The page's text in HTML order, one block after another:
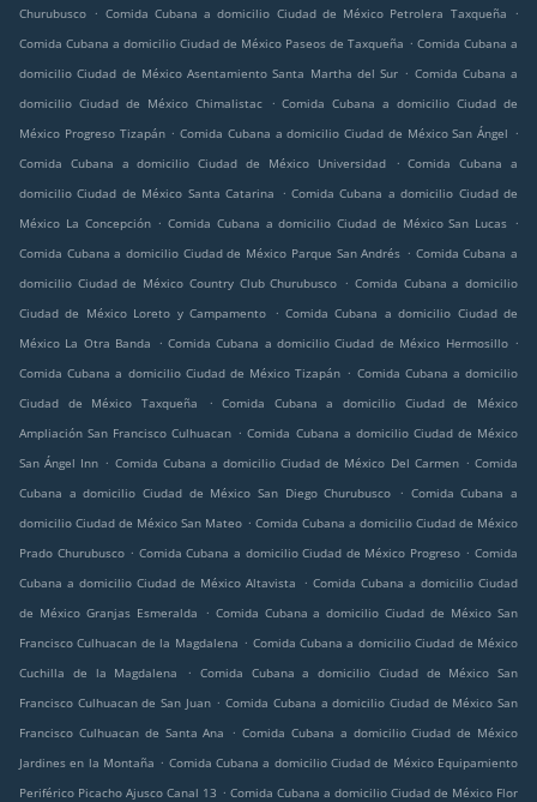
Churubusco . Comida Cubana a domicilio Ciudad de México Petrolera Taxqueña
.
Comida Cubana a domicilio Ciudad de México Paseos de Taxqueña . Comida Cubana a
domicilio Ciudad de México Asentamiento Santa Martha del Sur . Comida Cubana a
domicilio Ciudad de México Chimalistac
. Comida Cubana a domicilio Ciudad de
México Progreso Tizapán . Comida Cubana a domicilio Ciudad de México San Ángel .
Comida Cubana a domicilio Ciudad de México Universidad
. Comida Cubana a
domicilio Ciudad de México Santa Catarina
. Comida Cubana a domicilio Ciudad de
México La Concepción . Comida Cubana a domicilio Ciudad de México San Lucas .
Comida Cubana a domicilio Ciudad de México Parque San Andrés . Comida Cubana a
domicilio Ciudad de México Country Club Churubusco . Comida Cubana a domicilio
Ciudad de México Loreto y Campamento
. Comida Cubana a domicilio Ciudad de
México La Otra Banda
. Comida Cubana a domicilio Ciudad de México Hermosillo .
Comida Cubana a domicilio Ciudad de México Tizapán . Comida Cubana a domicilio
Ciudad de México Taxqueña
. Comida Cubana a domicilio Ciudad de México
Ampliación San Francisco Culhuacan . Comida Cubana a domicilio Ciudad de México
San Ángel Inn . Comida Cubana a domicilio Ciudad de México Del Carmen . Comida
Cubana a domicilio Ciudad de México San Diego Churubusco
. Comida Cubana a
domicilio Ciudad de México San Mateo . Comida Cubana a domicilio Ciudad de México
Prado Churubusco . Comida Cubana a domicilio Ciudad de México Progreso . Comida
Cubana a domicilio Ciudad de México Altavista
. Comida Cubana a domicilio Ciudad
de México Granjas Esmeralda
. Comida Cubana a domicilio Ciudad de México San
Francisco Culhuacan de la Magdalena . Comida Cubana a domicilio Ciudad de México
Cuchilla de la Magdalena
. Comida Cubana a domicilio Ciudad de México San
Francisco Culhuacan de San Juan . Comida Cubana a domicilio Ciudad de México San
Francisco Culhuacan de Santa Ana
. Comida Cubana a domicilio Ciudad de México
Jardines en la Montaña . Comida Cubana a domicilio Ciudad de México Equipamiento
Periférico Picacho Ajusco Canal 13 . Comida Cubana a domicilio Ciudad de México Flor